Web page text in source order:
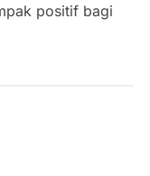
positif bagi